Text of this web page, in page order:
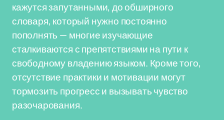
кажутся запутанными, до обширного
словаря, который нужно постоянно
пополнять — многие изучающие
сталкиваются с препятствиями на пути к
свободному владению языком. Кроме того,
отсутствие практики и мотивации могут
тормозить прогресс и вызывать чувство
разочарования.